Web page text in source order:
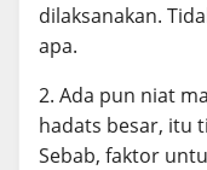
dilaksanakan.
apa.
2. Ada pun niat
hadats besar, itu
Sebab, faktor